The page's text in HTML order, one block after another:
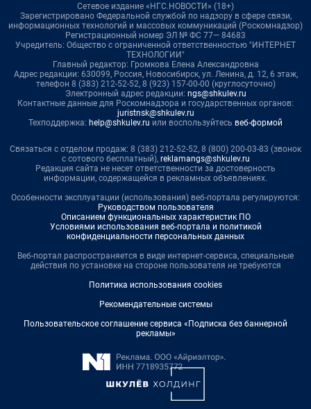
Сетевое издание «НГС.НОВОСТИ» (18+)
Зарегистрировано Федеральной службой по надзору в сфере связи,
информационных технологий и массовых коммуникаций (Роскомнадзор)
Регистрационный номер ЭЛ № ФС 77— 84683
Учредитель: Общество с ограниченной ответственностью "ИНТЕРНЕТ
ТЕХНОЛОГИИ"
Главный редактор: Громкова Елена Александровна
Адрес редакции: 630099, Россия, Новосибирск, ул. Ленина, д. 12, 6 этаж,
телефон 8 (383) 212-52-52, 8 (923) 157-00-00 (круглосуточно)
Электронный адрес редакции: ngs@shkulev.ru
Контактные данные для Роскомнадзора и государственных органов:
juristnsk@shkulev.ru
Техподдержка: help@shkulev.ru или воспользуйтесь веб-формой
Связаться с отделом продаж: 8 (383) 212-52-52, 8 (800) 200-03-83 (звонок
с сотового бесплатный), reklamangs@shkulev.ru
Редакция сайта не несет ответственности за достоверность
информации, содержащейся в рекламных объявлениях.
Особенности эксплуатации (использования) веб-портала регулируются:
Руководством пользователя
Описанием функциональных характеристик ПО
Условиями использования веб-портала и политикой
конфиденциальности персональных данных
Веб-портал распространяется в виде интернет-сервиса, специальные
действия по установке на стороне пользователя не требуются
Политика использования cookies
Рекомендательные системы
Пользовательское соглашение сервиса «Подписка без баннерной
рекламы»